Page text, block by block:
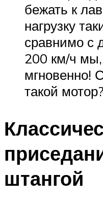
бежать к
нагрузку
сравнимо с
200 км/ч
мгновенно!
такой мотор?
штангой